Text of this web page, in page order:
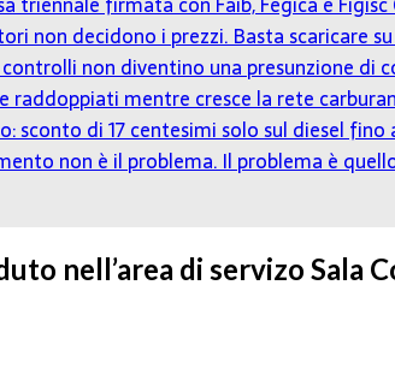
non decidono i prezzi. Basta scaricare
non diventino una presunzione di
raddoppiati mentre cresce la rete
sconto di 17 centesimi solo sul diesel
non è il problema. Il problema è
nell’area di servizo Sala